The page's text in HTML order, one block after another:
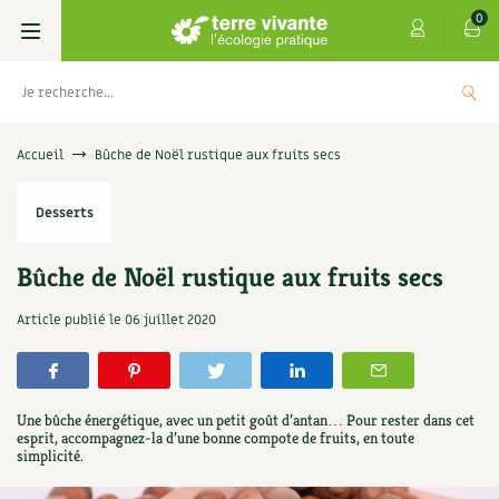
0
Livres
Permaculture, Jardin bio
Verger, arbres
Petit élevage
Aménagement jardin
Les 4 saisons
Se réabonner
Offrir un abonnement
Les numéros
Boutique
Graines, semences
Potagères
Aromatiques
Cartes cadeau
Centre Terre vivante
Découvrir le Centre
Infos & conseils
Jardin bio
Parole libre
Accueil Bûche de Noël rustique aux fruits secs
Desserts
Bûche de Noël rustique aux fruits secs
Article publié le 06 juillet 2020
Une bûche énergétique, avec un petit goût d’antan… Pour rester dans cet
esprit, accompagnez-la d’une bonne compote de fruits, en toute
simplicité.
5,00€